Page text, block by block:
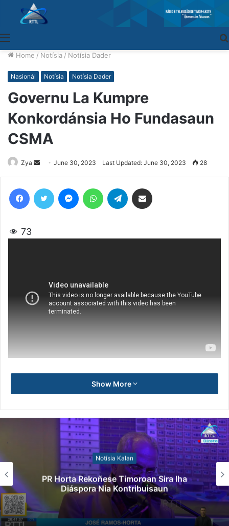
Home / Notísia / Notísia Dader
Nasionál Notísia Notísia Dader
Governu La Kumpre
Konkordánsia Ho Fundasaun
CSMA
Zya
Send
an
email
June 30, 2023 Last Updated: June 30, 2023 28
73
Show More
Notísia Kalan
PR Horta Rekoñese Timoroan Sira Iha
Diáspora Nia Kontribuisaun